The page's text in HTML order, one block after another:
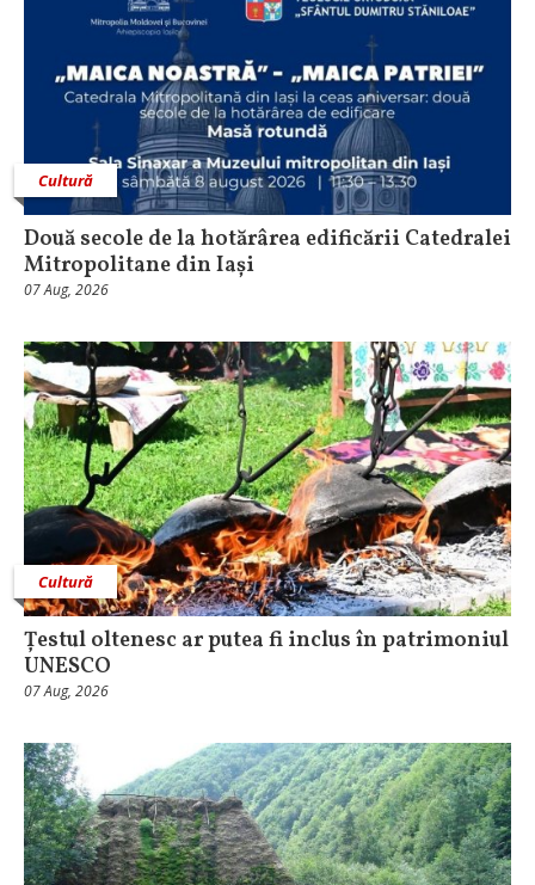
Cultură
Două secole de la hotărârea edificării Catedralei
Mitropolitane din Iași
07 Aug, 2026
Cultură
Țestul oltenesc ar putea fi inclus în patrimoniul
UNESCO
07 Aug, 2026